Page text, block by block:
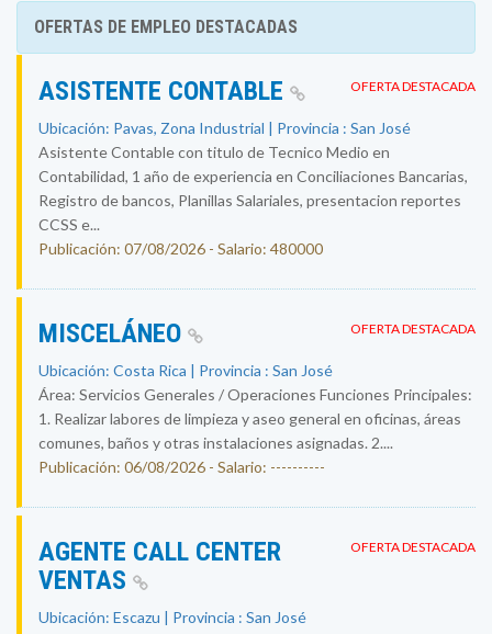
OFERTAS DE EMPLEO DESTACADAS
OFERTA DESTACADA
ASISTENTE CONTABLE
Ubicación: Pavas, Zona Industrial | Provincia : San José
Asistente Contable con titulo de Tecnico Medio en
Contabilidad, 1 año de experiencia en Conciliaciones Bancarias,
Registro de bancos, Planillas Salariales, presentacion reportes
CCSS e...
Publicación: 07/08/2026 - Salario: 480000
OFERTA DESTACADA
MISCELÁNEO
Ubicación: Costa Rica | Provincia : San José
Área: Servicios Generales / Operaciones Funciones Principales:
1. Realizar labores de limpieza y aseo general en oficinas, áreas
comunes, baños y otras instalaciones asignadas. 2....
Publicación: 06/08/2026 - Salario: ----------
OFERTA DESTACADA
AGENTE CALL CENTER
VENTAS
Ubicación: Escazu | Provincia : San José